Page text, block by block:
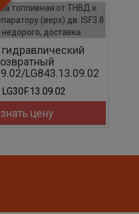
LG843.13.09.02
LG30F.13.09.02
цену